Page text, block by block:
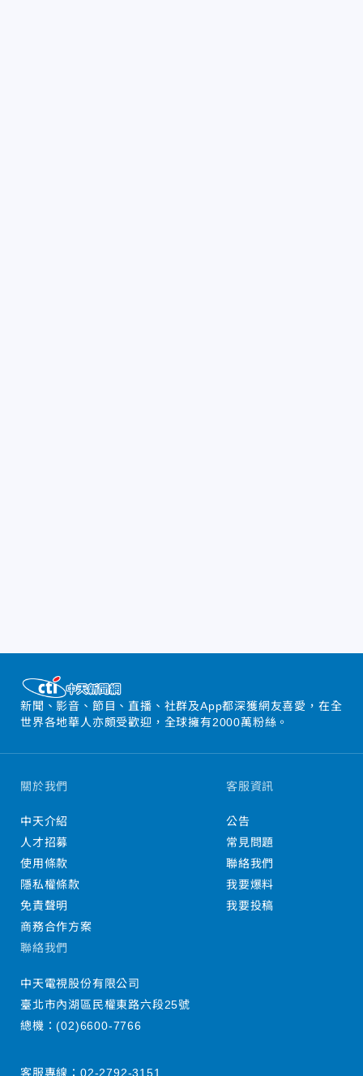
新聞、影音、節目、直播、社群及App都深獲網友喜愛，在全
世界各地華人亦頗受歡迎，全球擁有2000萬粉絲。
關於我們
中天介紹
人才招募
使用條款
隱私權條款
免責聲明
商務合作方案
客服資訊
公告
常見問題
聯絡我們
我要爆料
我要投稿
聯絡我們
中天電視股份有限公司
臺北市內湖區民權東路六段25號
總機：(02)6600-7766
客服專線： 02-2792-3151